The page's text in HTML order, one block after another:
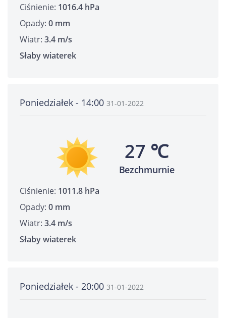
Ciśnienie: 1016.4 hPa
Opady: 0 mm
Wiatr: 3.4 m/s
Słaby wiaterek
Poniedziałek - 14:00 31-01-2022
27 ℃
Bezchmurnie
Ciśnienie: 1011.8 hPa
Opady: 0 mm
Wiatr: 3.4 m/s
Słaby wiaterek
Poniedziałek - 20:00 31-01-2022